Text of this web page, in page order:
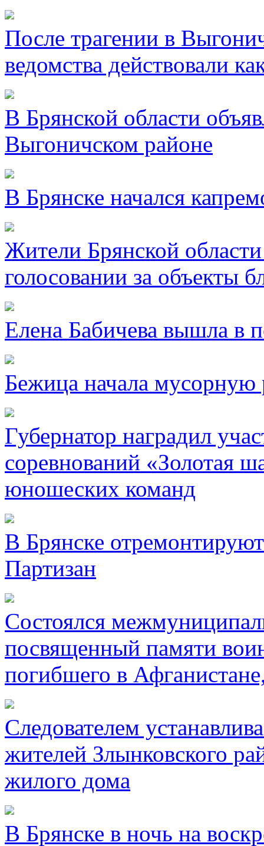
После трагении в
ведомства действовали
В Брянской области
Выгоничском районе
В Брянске начался
Жители Брянской
голосовании за объекты
Елена Бабичева вышла в
Бежица начала мусорную
Губернатор наградил
соревнований «Золотая
юношеских команд
В Брянске
Партизан
Состоялся
посвященный памяти
погибшего в
Следователем
жителей Злынковского
жилого дома
В Брянске в ночь на